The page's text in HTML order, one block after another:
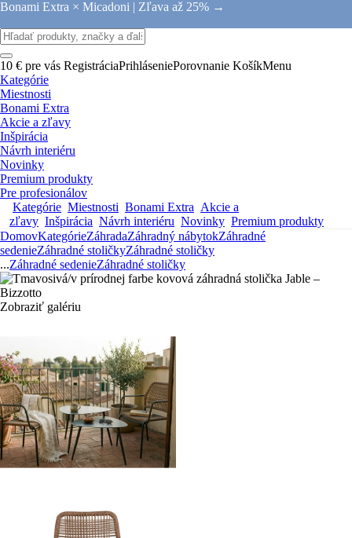
Bonami Extra × Micadoni | Zľava až 25% →
10 € pre vás RegistráciaPrihláseniePorovnanie KošíkMenu
Kategórie
Miestnosti
Bonami Extra
Akcie a zľavy
Inšpirácia
Návrh interiéru
Novinky
Premium produkty
Pre profesionálov
Kategórie Miestnosti Bonami Extra Akcie a
zľavy Inšpirácia Návrh interiéru Novinky Premium produkty
DomovKategórieZáhradaZáhradný nábytokZáhradné
sedenieZáhradné stoličkyZáhradné stoličky
...Záhradné sedenieZáhradné stoličky
Zobraziť galériu